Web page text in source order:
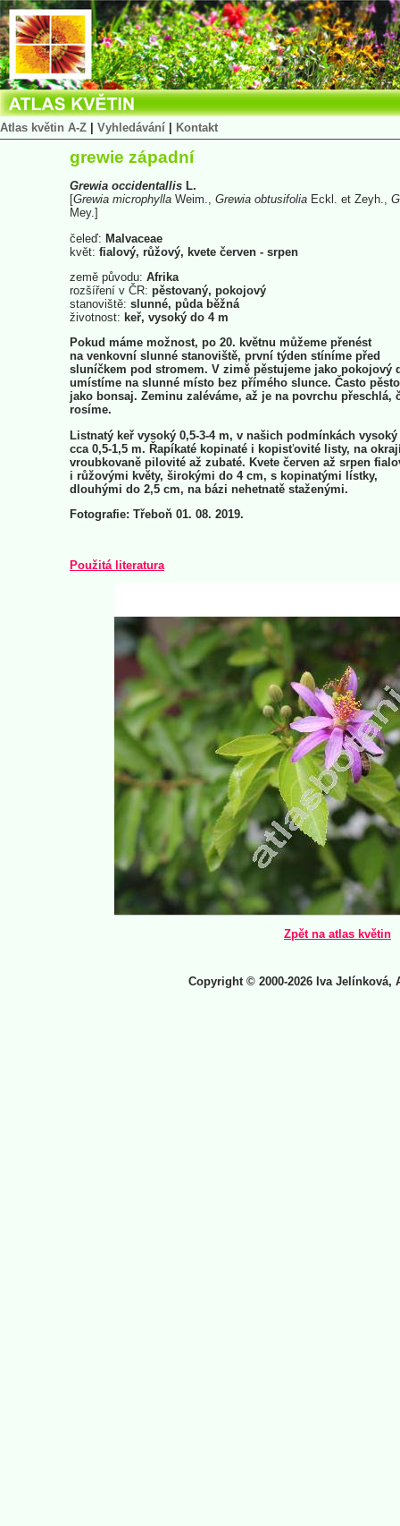
Atlas květin A-Z Vyhledávání Kontakt
grewie západní
Grewia occidentallis L.
[Grewia microphylla Weim., Grewia obtusifolia Eckl. et Zeyh.,
Mey.]
čeleď: Malvaceae
květ: fialový, růžový, kvete červen - srpen
země původu: Afrika
rozšíření v ČR: pěstovaný, pokojový
stanoviště: slunné, půda běžná
životnost: keř, vysoký do 4 m
Pokud máme možnost, po 20. květnu můžeme přenést
na venkovní slunné stanoviště, první týden stíníme před
sluníčkem pod stromem. V zimě pěstujeme jako pokojový
umístíme na slunné místo bez přímého slunce. Často
jako bonsaj. Zeminu zaléváme, až je na povrchu přeschlá,
rosíme.
Listnatý keř vysoký 0,5-3-4 m, v našich podmínkách vysoký
cca 0,5-1,5 m. Řapíkaté kopinaté i kopisťovité listy, na
vroubkovaně pilovité až zubaté. Kvete červen až srpen
i růžovými květy, širokými do 4 cm, s kopinatými lístky,
dlouhými do 2,5 cm, na bázi nehetnatě staženými.
Fotografie: Třeboň 01. 08. 2019.
Použitá literatura
Zpět na atlas květin
Copyright © 2000-2026 Iva Jelínková,